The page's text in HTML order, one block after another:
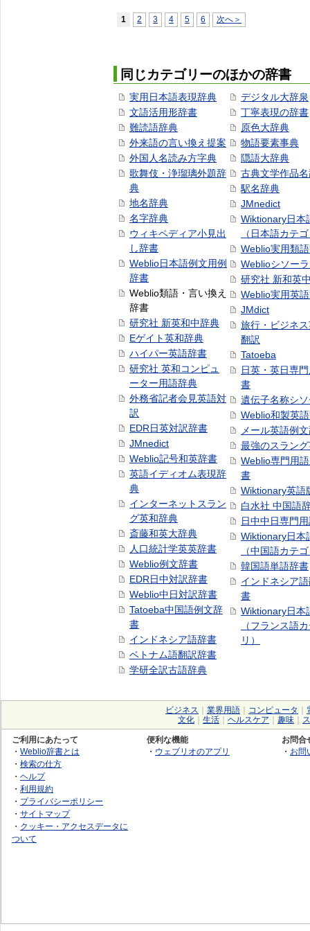
1 2 3 4 5 6 次へ＞
同じカテゴリーのほかの辞書
実用日本語表現辞典
文語活用形辞書
難読語辞典
外来語の言い換え提案
外国人名読み方字典
歌舞伎・浄瑠璃外題辞
典
地名辞典
名字辞典
ウィキペディア小見出
し辞書
Weblio日本語例文用例
辞書
Weblio類語・言い換え
辞書
研究社 新英和中辞典
Eゲイト英和辞典
ハイパー英語辞書
研究社 英和コンピュ
ーター用語辞典
外務省記者会見英語対
訳
EDR日英対訳辞書
JMnedict
Weblio記号和英辞書
英語イディオム表現辞
典
インターネットスラン
グ英和辞典
斎藤和英大辞典
人口統計学英英辞書
Weblio例文辞書
EDR日中対訳辞書
Weblio中日対訳辞書
Tatoeba中国語例文辞
書
インドネシア語辞書
ベトナム語翻訳辞書
学研全訳古語辞典
デジタル大辞泉
丁寧表現の辞書
原色大辞典
物語要素事典
隠語大辞典
古典文学作品
駅名辞典
JMnedict
Wiktionary日本
（日本語カテ
Weblio実用類
Weblioシソー
研究社 新和英
Weblio実用英
JMdict
旅行・ビジネ
翻訳
Tatoeba
日英・英日専
書
遺伝子名称シ
Weblio和製英
メール英語例
最強のスラン
Weblio専門用
書
Wiktionary英語
白水社 中国語
日中中日専門
Wiktionary日本
（中国語カテ
韓国語単語辞書
インドネシア
書
Wiktionary日本
（フランス語
リ）
ビジネス 業界用語 コンピュータ
文化
生活 ヘルスケア 趣味
ご利用にあたって
・ Weblio辞書とは
・ 検索の仕方
・ ヘルプ
・ 利用規約
・ プライバシーポリシー
・ サイトマップ
・ クッキー・アクセスデータに
ついて
便利な機能
・ ウェブリオのアプリ
お問合
・ お問